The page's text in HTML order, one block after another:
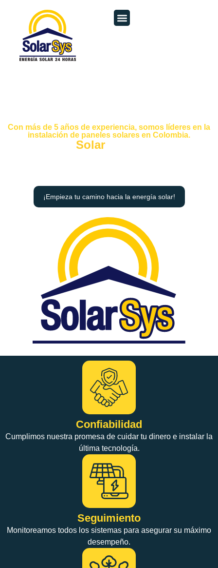
Con más de 5 años de experiencia, somos líderes en la
instalación de paneles solares en Colombia.
Solar
¡Empieza tu camino hacia la energía solar!
Confiabilidad
Cumplimos nuestra promesa de cuidar tu dinero e instalar la
última tecnología.
Seguimiento
Monitoreamos todos los sistemas para asegurar su máximo
desempeño.